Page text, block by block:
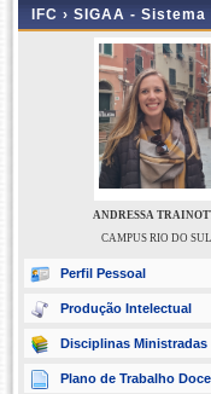
IFC › SIGAA -
ANDRESSA
CAMPUS RIO DO SUL
Perfil Pessoal
Produção Intelectual
Disciplinas Ministradas
Plano de Trabalho